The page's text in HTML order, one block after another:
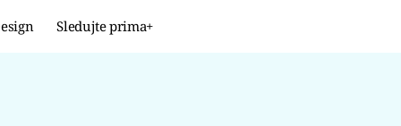
Sledujte prima+